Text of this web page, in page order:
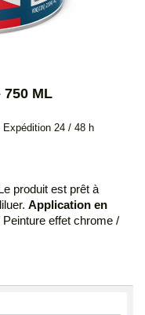
750 ML
Expédition 24 / 48 h
produit est prêt à
Application en
Peinture effet chrome /